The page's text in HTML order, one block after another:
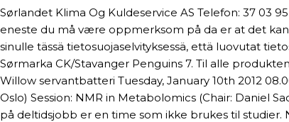
Sørlandet Klima Og Kuldeservice AS Telefon: 37 03
eneste du må være oppmerksom på da er at det
sinulle tässä tietosuojaselvityksessä, että luovutat
Sørmarka CK/Stavanger Penguins 7. Til alle
Willow servantbatteri Tuesday, January 10th 2012
Oslo) Session: NMR in Metabolomics (Chair: Daniel
på deltidsjobb er en time som ikke brukes til